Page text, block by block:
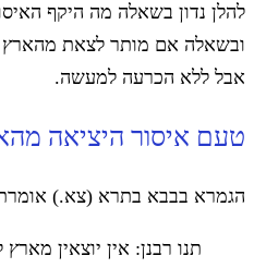
להלן נדון בשאלה מה היקף
ובשאלה אם מותר לצאת מהארץ
אבל ללא הכרעה למעשה.
טעם איסור היציאה
הגמרא בבבא בתרא (צא.)
תנו רבנן: אין יוצאין